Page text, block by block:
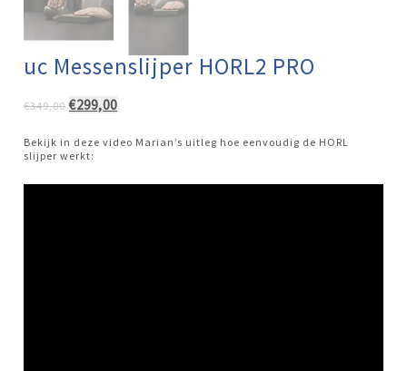
uc Messenslijper HORL2 PRO
€349,00 Oorspronkelijke
was:
€349,00.
€299,00Huidige
is:
Bekijk in deze video Marian’s uitleg hoe eenvoudig de HORL
slijper werkt: